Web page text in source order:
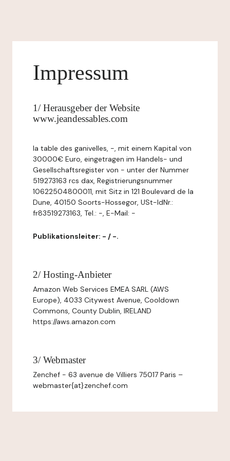
Impressum
1/ Herausgeber der Website
www.jeandessables.com
la table des ganivelles, -, mit einem Kapital von
30000€ Euro, eingetragen im Handels- und
Gesellschaftsregister von - unter der Nummer
519273163 rcs dax, Registrierungsnummer
10622504800011, mit Sitz in 121 Boulevard de la
Dune, 40150 Soorts-Hossegor, USt-IdNr.:
fr83519273163, Tel.: -, E-Mail: -
Publikationsleiter: - / -.
2/ Hosting-Anbieter
Amazon Web Services EMEA SARL (AWS
Europe), 4033 Citywest Avenue, Cooldown
Commons, County Dublin, IRELAND
https://aws.amazon.com
3/ Webmaster
Zenchef - 63 avenue de Villiers 75017 Paris –
webmaster{at}zenchef.com